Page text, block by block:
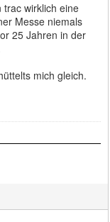
wirklich eine
Messe niemals
25 Jahren in der
mich gleich.